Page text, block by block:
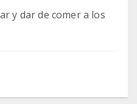
y dar de comer a los